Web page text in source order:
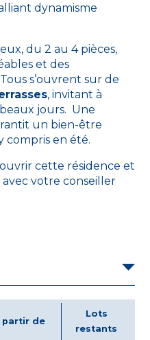
dynamisme
du 2 au 4 pièces,
et des
s’ouvrent sur de
, invitant à
jours. Une
un bien-être
compris en été.
cette résidence et
votre conseiller
partir de
Lots
restants